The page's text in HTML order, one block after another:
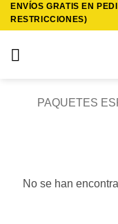
Saltar
ENVÍOS GRATIS EN
RESTRICCIONES)
PAQUETES
No se han